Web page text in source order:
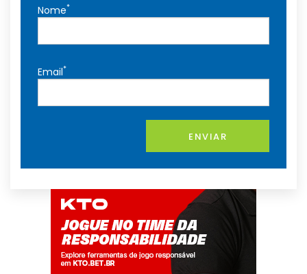
Nome*
Email*
ENVIAR